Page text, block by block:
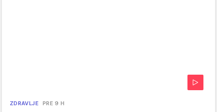
ZDRAVLJE PRE 9 H